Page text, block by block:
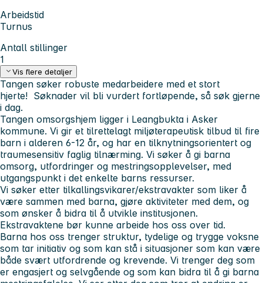
Arbeidstid
Turnus
Antall stillinger
1
Vis flere detaljer
Tangen søker robuste medarbeidere med et stort
hjerte! Søknader vil bli vurdert fortløpende, så søk gjerne
i dag.
Tangen omsorgshjem ligger i Leangbukta i Asker
kommune. Vi gir et tilrettelagt miljøterapeutisk tilbud til fire
barn i alderen 6-12 år, og har en tilknytningsorientert og
traumesensitiv faglig tilnærming. Vi søker å gi barna
omsorg, utfordringer og mestringsopplevelser, med
utgangspunkt i det enkelte barns ressurser.
Vi søker etter tilkallingsvikarer/ekstravakter som liker å
være sammen med barna, gjøre aktiviteter med dem, og
som ønsker å bidra til å utvikle institusjonen.
Ekstravaktene bør kunne arbeide hos oss over tid.
Barna hos oss trenger struktur, tydelige og trygge voksne
som tar initiativ og som kan stå i situasjoner som kan være
både svært utfordrende og krevende. Vi trenger deg som
er engasjert og selvgående og som kan bidra til å gi barna